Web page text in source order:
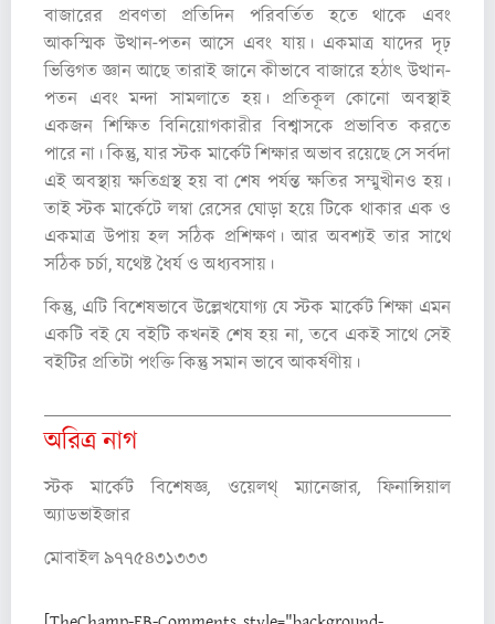
বাজারের প্রবণতা প্রতিদিন পরিবর্তিত হতে থাকে এবং
আকস্মিক উত্থান-পতন আসে এবং যায়। একমাত্র যাদের দৃঢ়
ভিত্তিগত জ্ঞান আছে তারাই জানে কীভাবে বাজারে হঠাৎ উত্থান-
পতন এবং মন্দা সামলাতে হয়। প্রতিকূল কোনো অবস্থাই
একজন শিক্ষিত বিনিয়োগকারীর বিশ্বাসকে প্রভাবিত করতে
পারে না। কিন্তু, যার স্টক মার্কেট শিক্ষার অভাব রয়েছে সে সর্বদা
এই অবস্থায় ক্ষতিগ্রস্থ হয় বা শেষ পর্যন্ত ক্ষতির সম্মুখীনও হয়।
তাই স্টক মার্কেটে লম্বা রেসের ঘোড়া হয়ে টিকে থাকার এক ও
একমাত্র উপায় হল সঠিক প্রশিক্ষণ। আর অবশ্যই তার সাথে
সঠিক চর্চা, যথেষ্ট ধৈর্য ও অধ্যবসায়।
কিন্তু, এটি বিশেষভাবে উল্লেখযোগ্য যে স্টক মার্কেট শিক্ষা এমন
একটি বই যে বইটি কখনই শেষ হয় না, তবে একই সাথে সেই
বইটির প্রতিটা পংক্তি কিন্তু সমান ভাবে আকর্ষণীয়।
অরিত্র নাগ
স্টক মার্কেট বিশেষজ্ঞ,ওয়েলথ্ ম্যানেজার,ফিনান্সিয়াল
অ্যাডভাইজার
মোবাইল ৯৭৭৫৪৩১৩৩৩